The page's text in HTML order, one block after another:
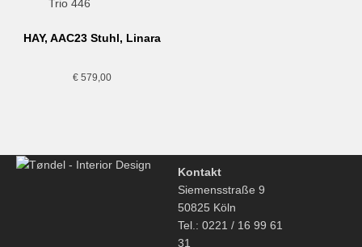
HAY, AAC23 Stuhl, Linara
€579,00
Kontakt
Siemensstraße 9
50825 Köln
Tel.: 0221 / 16 99 61
31